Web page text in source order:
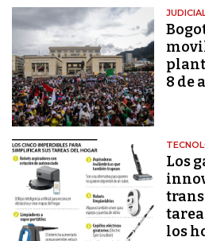
8 de
Los
los